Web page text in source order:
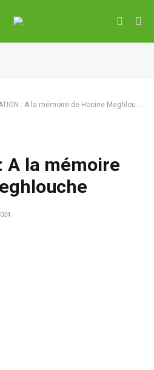
: A la mémoire de Hocine Meghlouche
A la mémoire